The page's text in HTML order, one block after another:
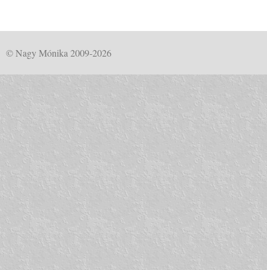
© Nagy Mónika 2009-2026